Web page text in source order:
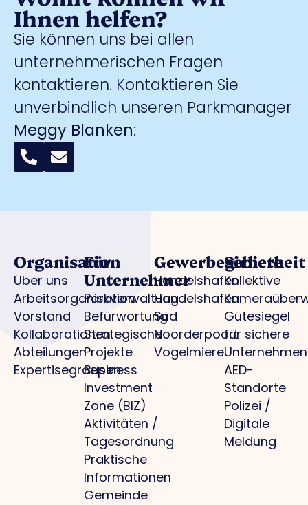
Ihnen helfen?
Sie können uns bei allen
unternehmerischen Fragen
kontaktieren. Kontaktieren Sie
unverbindlich unseren Parkmanager
Meggy Blanken:
Organisation
Über uns
Arbeitsorganisation
Vorstand
Kollaborationen
Abteilungen
Expertisegroepen
Für
Unternehmer
Parkverwaltung
Befürwortung
Strategische
Projekte
Business
Investment
Zone (BIZ)
Aktivitäten /
Tagesordnung
Praktische
Informationen
Gemeinde
Gewerbegebiete
Handelshafen
Handelshafen
Süd
Noorderpoort
Vogelmiere
Sicherheit
Kollektive
Gütesiegel
für sichere
Unternehmen
AED-
Standorte
Polizei /
Digitale
Meldung